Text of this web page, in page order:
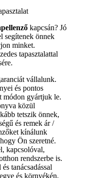
kapcsán? Jó
segítenek önnek
minket.
tapasztalattal
vállalunk.
és pontos
módon gyártjuk le.
közül
tetszik önnek,
és remek ár /
kínálunk
Ön szeretné.
kapcsolóval,
rendszerbe is.
tanácsadással
és környékén.